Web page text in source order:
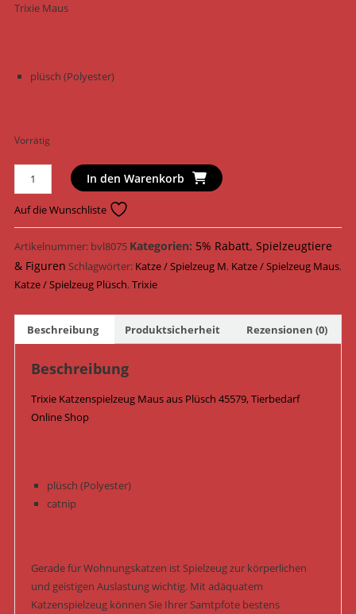
Trixie Maus
plüsch (Polyester)
Vorrätig
Trixie
Katzenspielzeug
Maus
Plüsch
11
cm
45579
Beige
Menge
In den Warenkorb
Auf die Wunschliste
Artikelnummer: bvl8075 Kategorien: 5% Rabatt, Spielzeugtiere
& Figuren Schlagwörter: Katze / Spielzeug M, Katze / Spielzeug Maus,
Katze / Spielzeug Plüsch,Trixie
Beschreibung Produktsicherheit Rezensionen (0)
Beschreibung
Trixie Katzenspielzeug Maus aus Plüsch 45579, Tierbedarf
Online Shop
plüsch (Polyester)
catnip
Gerade für Wohnungskatzen ist Spielzeug zur körperlichen
und geistigen Auslastung wichtig. Mit adäquatem
Katzenspielzeug können Sie Ihrer Samtpfote bestens